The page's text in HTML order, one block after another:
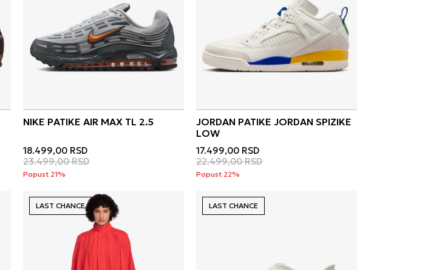
NIKE PATIKE AIR MAX TL 2.5
18.499,00 RSD
23.499,00 RSD
Popust 21%
JORDAN PATIKE JORDAN SPIZIKE
LOW
17.499,00 RSD
22.499,00 RSD
Popust 22%
LAST CHANCE LAST CHANCE